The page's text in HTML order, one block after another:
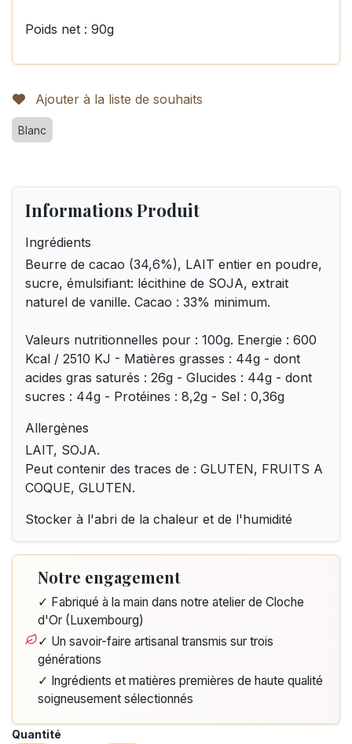
Poids net : 90g
Ajouter à la liste de souhaits
Blanc
Informations Produit
Ingrédients
Beurre de cacao (34,6%), LAIT entier en poudre,
sucre, émulsifiant: lécithine de SOJA, extrait
naturel de vanille. Cacao : 33% minimum.
Valeurs nutritionnelles pour : 100g. Energie : 600
Kcal / 2510 KJ - Matières grasses : 44g - dont
acides gras saturés : 26g - Glucides : 44g - dont
sucres : 44g - Protéines : 8,2g - Sel : 0,36g
Allergènes
LAIT, SOJA.
Peut contenir des traces de : GLUTEN, FRUITS A
COQUE, GLUTEN.
Stocker à l'abri de la chaleur et de l'humidité
Notre engagement
✓ Fabriqué à la main dans notre atelier de Cloche
d'Or (Luxembourg)
✓ Un savoir-faire artisanal transmis sur trois
générations
✓ Ingrédients et matières premières de haute qualité
soigneusement sélectionnés
Quantité